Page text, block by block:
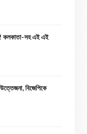
কলকাতা-সহ এই এই
বিজেপিকে